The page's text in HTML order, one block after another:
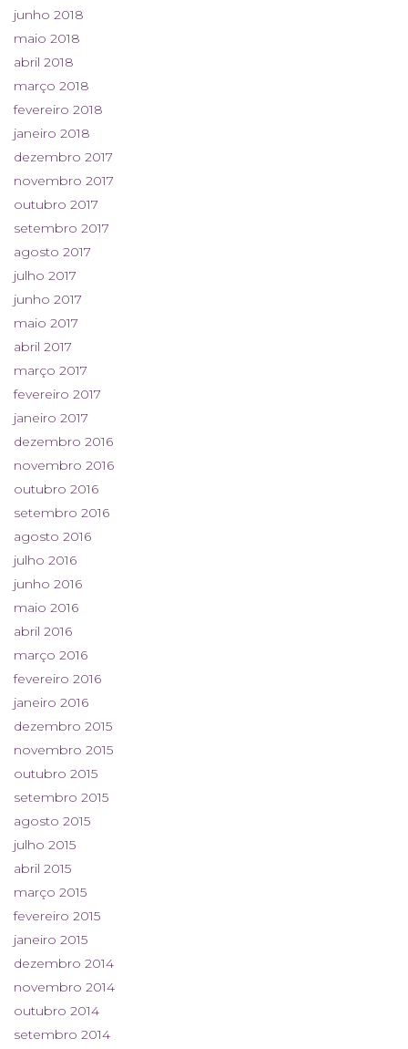
junho 2018
maio 2018
abril 2018
março 2018
fevereiro 2018
janeiro 2018
dezembro 2017
novembro 2017
outubro 2017
setembro 2017
agosto 2017
julho 2017
junho 2017
maio 2017
abril 2017
março 2017
fevereiro 2017
janeiro 2017
dezembro 2016
novembro 2016
outubro 2016
setembro 2016
agosto 2016
julho 2016
junho 2016
maio 2016
abril 2016
março 2016
fevereiro 2016
janeiro 2016
dezembro 2015
novembro 2015
outubro 2015
setembro 2015
agosto 2015
julho 2015
abril 2015
março 2015
fevereiro 2015
janeiro 2015
dezembro 2014
novembro 2014
outubro 2014
setembro 2014